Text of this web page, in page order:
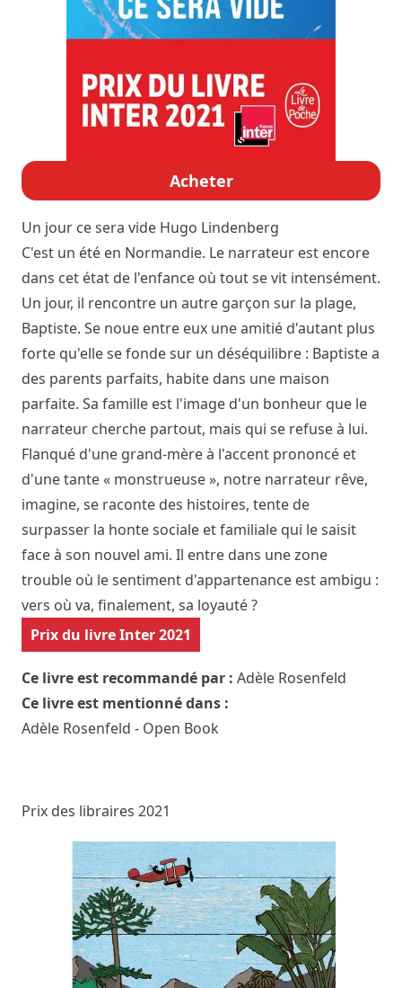
Acheter
Un jour ce sera vide Hugo Lindenberg
C'est un été en Normandie. Le narrateur est encore
dans cet état de l'enfance où tout se vit intensément.
Un jour, il rencontre un autre garçon sur la plage,
Baptiste. Se noue entre eux une amitié d'autant plus
forte qu'elle se fonde sur un déséquilibre : Baptiste a
des parents parfaits, habite dans une maison
parfaite. Sa famille est l'image d'un bonheur que le
narrateur cherche partout, mais qui se refuse à lui.
Flanqué d'une grand-mère à l'accent prononcé et
d'une tante « monstrueuse », notre narrateur rêve,
imagine, se raconte des histoires, tente de
surpasser la honte sociale et familiale qui le saisit
face à son nouvel ami. Il entre dans une zone
trouble où le sentiment d'appartenance est ambigu :
vers où va, finalement, sa loyauté ?
Prix du livre Inter 2021
Ce livre est recommandé par : Adèle Rosenfeld
Ce livre est mentionné dans :
Adèle Rosenfeld - Open Book
Prix des libraires 2021